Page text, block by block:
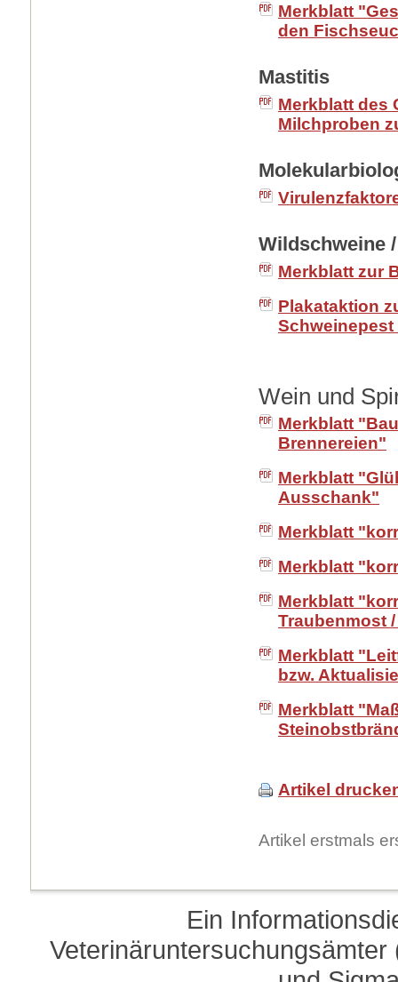
Merkblatt
den
Mastitis
Merkblatt des
Milchproben
Wildschweine
Merkblatt zur
Plakataktion
Wein und
Merkblatt
Brennereien"
Merkblatt
Ausschank"
Merkblatt
Merkblatt
Merkblatt
Traubenmost
Merkblatt
bzw.
Merkblatt
Artikel
Artikel erstmals
Ein